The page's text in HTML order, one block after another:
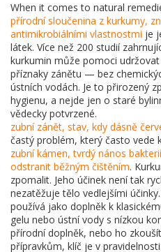
When it comes to natural
přírodní sloučenina z kurkumy,
antimikrobiálními vlastnostmi je
látek. Více než 200 studií
kurkumin může pomoci
příznaky zánětu — bez
ústních vodách. Je to přirozený
hygienu, a nejde jen o staré
vědecky potvrzené.
zubní zánět, stav, kdy dásně
častý problém, který často vede
zubní kámen,tvrdý nános
odstranit běžným čištěním.
zpomalit. Jeho účinek není tak
nezatěžuje tělo vedlejšími
používá jako doplněk k
gelu nebo ústní vody s nízkou
přírodní doplněk, nebo ho
přípravkům, klíč je v pravidelnosti.